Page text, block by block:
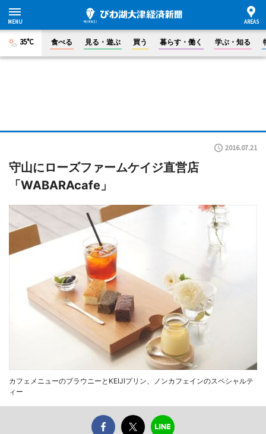
35°C 食べる 見る・遊ぶ 買う 暮らす・働く 学ぶ・知る
2016.07.21
守山にローズファームケイジ直営店
「WABARAcafe」
カフェメニューのブラウニーとKEIJIプリン、ノンカフェインのスペシャルテ
ィー